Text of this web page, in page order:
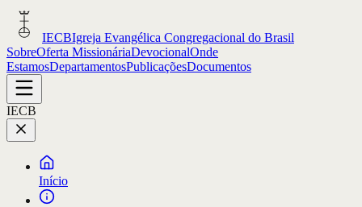
IECBIgreja Evangélica Congregacional do Brasil
SobreOferta MissionáriaDevocionalOnde
EstamosDepartamentosPublicaçõesDocumentos
IECB
Início